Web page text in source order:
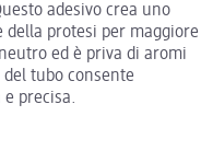
adesivo crea uno
della protesi per maggiore
ed è priva di aromi
tubo consente
precisa.